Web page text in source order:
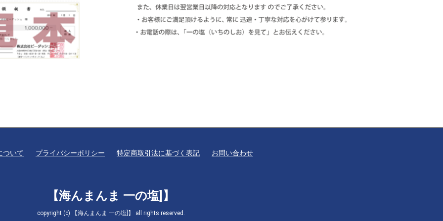
ついて プライバシーポリシー 特定商取引法に基づく表記 お問い合わせ
【海んまんま 一の塩]】
copyright (c) 【海んまんま 一の塩]】 all rights reserved.